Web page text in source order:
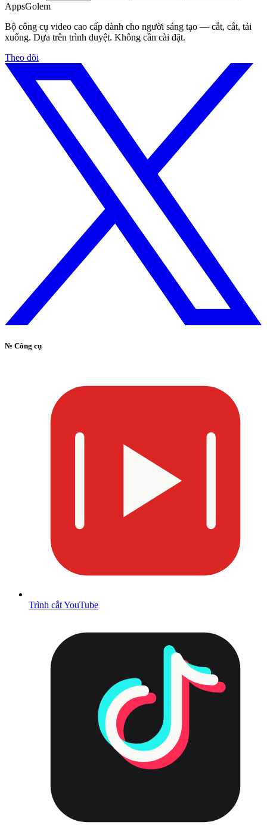
AppsGolem
Bộ công cụ video cao cấp dành cho người sáng tạo — cắt, cắt, tải
xuống. Dựa trên trình duyệt. Không cần cài đặt.
Theo dõi
№ Công cụ
Trình cắt YouTube